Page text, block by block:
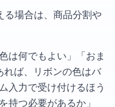
る場合は、商品分割や
は何でもよい」「おま
ば、リボンの色はバ
入力で受け付けるほう
持つ必要があるか」